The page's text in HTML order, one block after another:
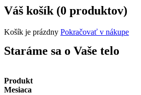
Váš košík (0 produktov)
Košík je prázdny Pokračovať v nákupe
Staráme sa o Vaše telo
Produkt
Mesiaca